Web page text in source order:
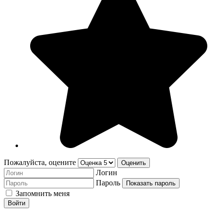
Пожалуйста, оцените
Логин
Пароль
Показать пароль
Запомнить меня
Войти